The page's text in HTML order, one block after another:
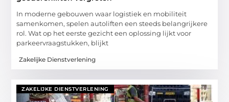
In moderne gebouwen waar logistiek en mobiliteit
samenkomen, spelen autoliften een steeds belangrijkere
rol. Wat op het eerste gezicht een oplossing lijkt voor
parkeervraagstukken, blijkt
Zakelijke Dienstverlening
ZAKELIJKE DIENSTVERLENING